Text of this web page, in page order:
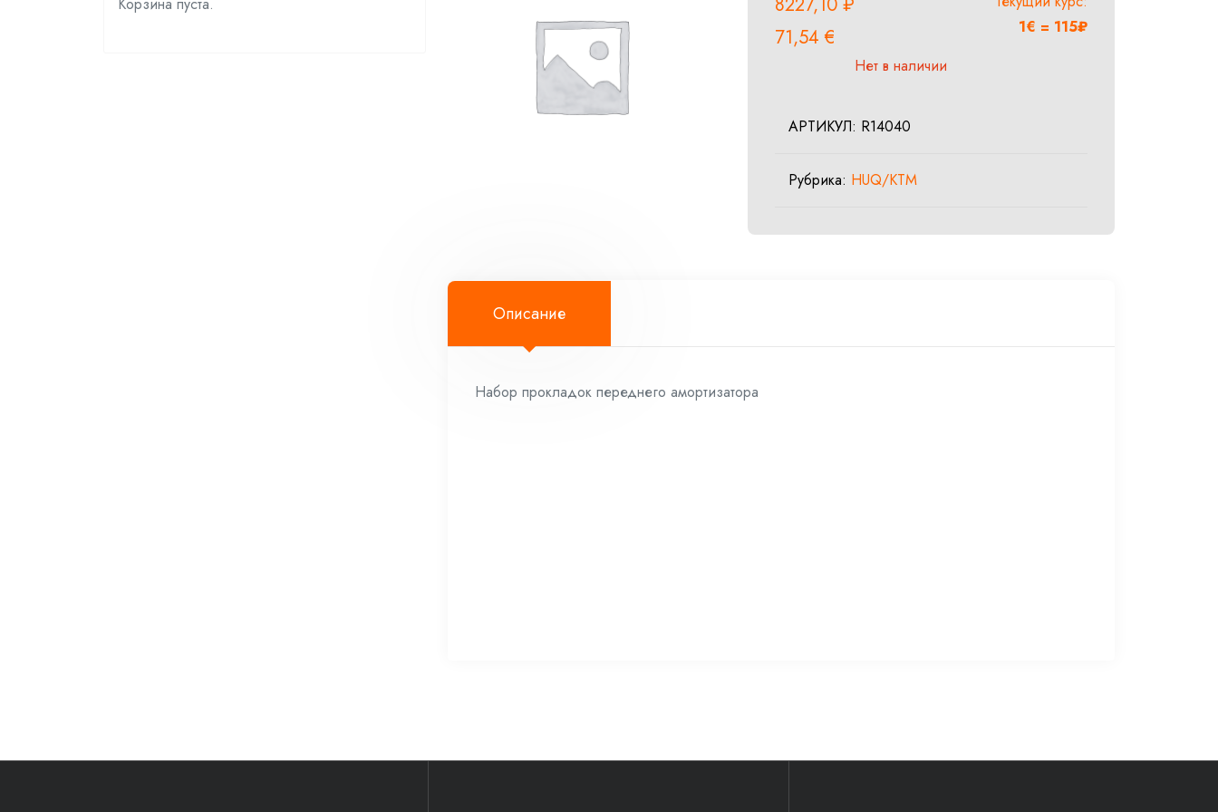
71,54€
1€ = 115₽
Нет в наличии
АРТИКУЛ: R14040
Рубрика: HUQ/KTM
Описание
Набор прокладок переднего амортизатора